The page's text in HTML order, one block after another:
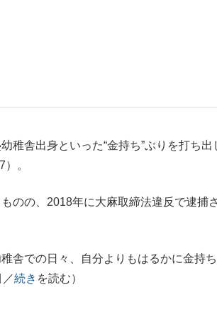
舎出身といった“金持ち”ぶりを打ち出
。
のの、2018年に大麻取締法違反で逮捕
舎での日々、自分よりもはるかに金持
続き を読む）